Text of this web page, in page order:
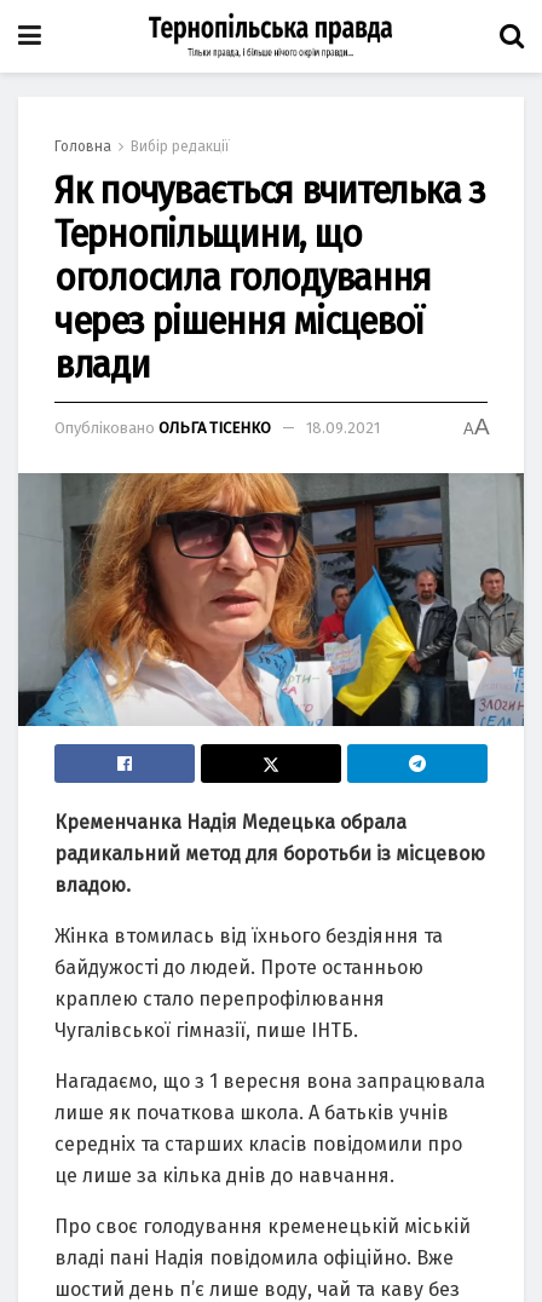
Головна Вибір редакції
Як почувається вчителька з
Тернопільщини, що
оголосила голодування
через рішення місцевої
влади
Опубліковано ОЛЬГА ТІСЕНКО 18.09.2021 AA
Кременчанка Надія Медецька обрала
радикальний метод для боротьби із місцевою
владою.
Жінка втомилась від їхнього бездіяння та
байдужості до людей. Проте останньою
краплею стало перепрофілювання
Чугалівської гімназії, пише ІНТБ.
Нагадаємо, що з 1 вересня вона запрацювала
лише як початкова школа. А батьків учнів
середніх та старших класів повідомили про
це лише за кілька днів до навчання.
Про своє голодування кременецькій міській
владі пані Надія повідомила офіційно. Вже
шостий день п’є лише воду, чай та каву без